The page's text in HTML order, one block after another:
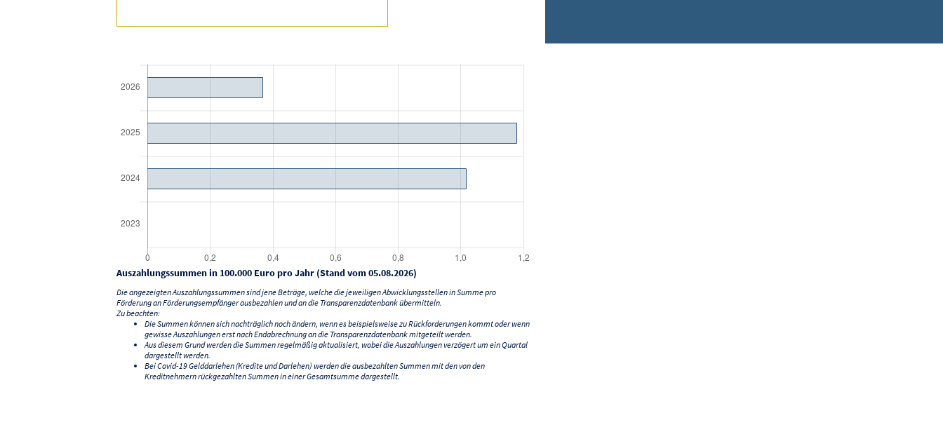
Auszahlungssummen in 100.000 Euro pro Jahr (Stand vom 05.08.2026)
Die angezeigten Auszahlungssummen sind jene Beträge, welche die jeweiligen Abwicklungsstellen in Summe pro
Förderung an Förderungsempfänger ausbezahlen und an die Transparenzdatenbank übermitteln.
Zu beachten:
Die Summen können sich nachträglich noch ändern, wenn es beispielsweise zu Rückforderungen kommt oder wenn
gewisse Auszahlungen erst nach Endabrechnung an die Transparenzdatenbank mitgeteilt werden.
Aus diesem Grund werden die Summen regelmäßig aktualisiert, wobei die Auszahlungen verzögert um ein Quartal
dargestellt werden.
Bei Covid-19 Gelddarlehen (Kredite und Darlehen) werden die ausbezahlten Summen mit den von den
Kreditnehmern rückgezahlten Summen in einer Gesamtsumme dargestellt.